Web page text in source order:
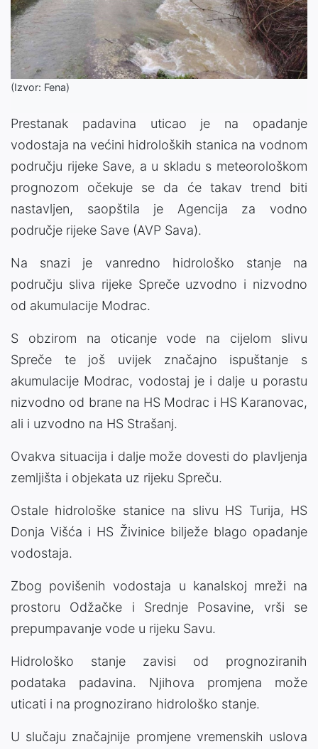
(Izvor: Fena)
Prestanak padavina uticao je na opadanje
vodostaja na većini hidroloških stanica na vodnom
području rijeke Save, a u skladu s meteorološkom
prognozom očekuje se da će takav trend biti
nastavljen, saopštila je Agencija za vodno
područje rijeke Save (AVP Sava).
Na snazi je vanredno hidrološko stanje na
području sliva rijeke Spreče uzvodno i nizvodno
od akumulacije Modrac.
S obzirom na oticanje vode na cijelom slivu
Spreče te još uvijek značajno ispuštanje s
akumulacije Modrac, vodostaj je i dalje u porastu
nizvodno od brane na HS Modrac i HS Karanovac,
ali i uzvodno na HS Strašanj.
Ovakva situacija i dalje može dovesti do plavljenja
zemljišta i objekata uz rijeku Spreču.
Ostale hidrološke stanice na slivu HS Turija, HS
Donja Višća i HS Živinice bilježe blago opadanje
vodostaja.
Zbog povišenih vodostaja u kanalskoj mreži na
prostoru Odžačke i Srednje Posavine, vrši se
prepumpavanje vode u rijeku Savu.
Hidrološko stanje zavisi od prognoziranih
podataka padavina. Njihova promjena može
uticati i na prognozirano hidrološko stanje.
U slučaju značajnije promjene vremenskih uslova